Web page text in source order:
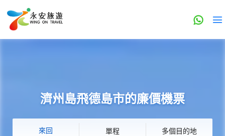
濟州島飛德島市的廉價機票
來回 單程 多個目的地